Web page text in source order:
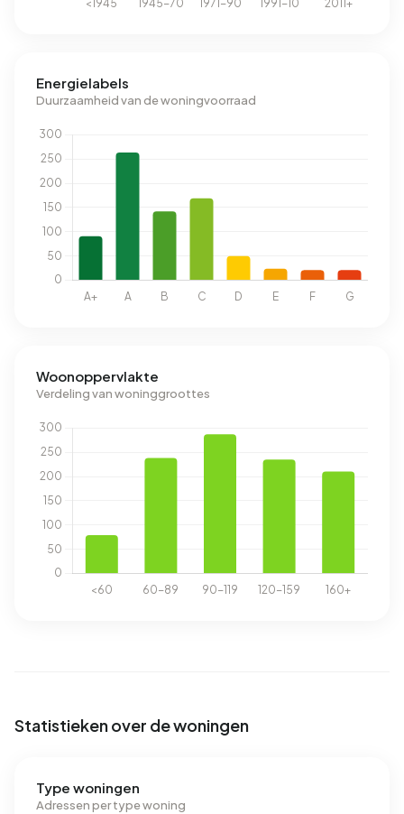
Energielabels
Duurzaamheid van de woningvoorraad
Woonoppervlakte
Verdeling van woninggroottes
Statistieken over de woningen
Type woningen
Adressen per type woning